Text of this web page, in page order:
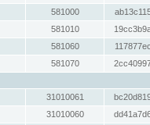
581000
581010
581060
581070
31010061
31010060